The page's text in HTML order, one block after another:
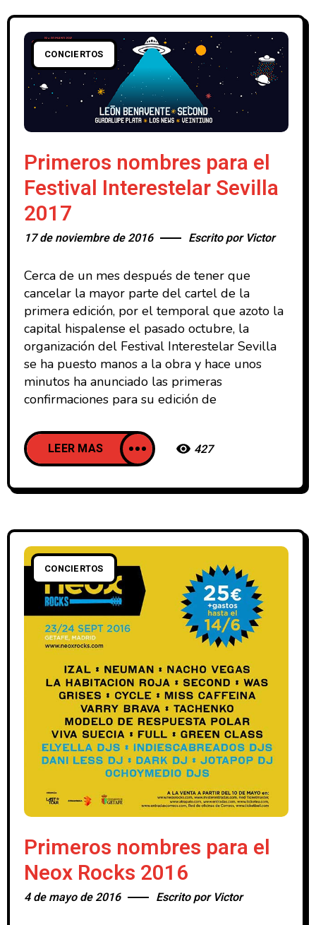
CONCIERTOS
Primeros nombres para el
Festival Interestelar Sevilla
2017
17 de noviembre de 2016 Escrito por Victor
Cerca de un mes después de tener que
cancelar la mayor parte del cartel de la
primera edición, por el temporal que azoto la
capital hispalense el pasado octubre, la
organización del Festival Interestelar Sevilla
se ha puesto manos a la obra y hace unos
minutos ha anunciado las primeras
confirmaciones para su edición de
LEER MAS 427
CONCIERTOS
Primeros nombres para el
Neox Rocks 2016
4 de mayo de 2016 Escrito por Victor